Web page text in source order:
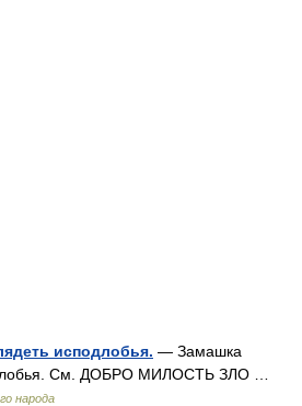
исподлобья. — Замашка
См. ДОБРО МИЛОСТЬ ЗЛО …
народа